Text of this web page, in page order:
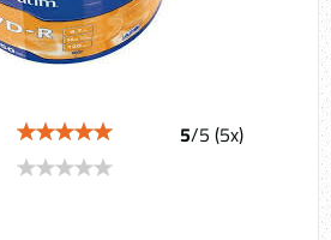
5/5 (5x)